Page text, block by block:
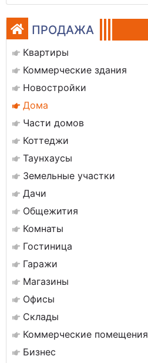
ПРОДАЖА
Квартиры
Коммерческие здания
Новостройки
Дома
Части домов
Коттеджи
Таунхаусы
Земельные участки
Дачи
Общежития
Комнаты
Гостиница
Гаражи
Магазины
Офисы
Склады
Коммерческие помещения
Бизнес